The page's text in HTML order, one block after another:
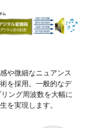
や微細なニュアンス
を採用。一般的なデ
ング周波数を大幅に
を実現します。